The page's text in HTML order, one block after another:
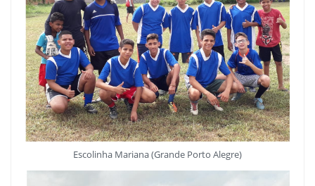
Escolinha Mariana (Grande Porto Alegre)